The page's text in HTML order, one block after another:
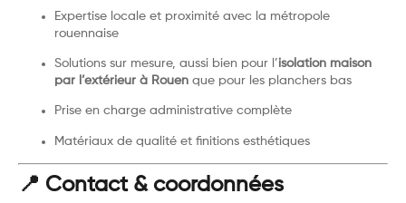
Expertise locale et proximité avec la métropole
rouennaise
Solutions sur mesure, aussi bien pour l’isolation maison
par l’extérieur à Rouen que pour les planchers bas
Prise en charge administrative complète
Matériaux de qualité et finitions esthétiques
📍 Contact & coordonnées